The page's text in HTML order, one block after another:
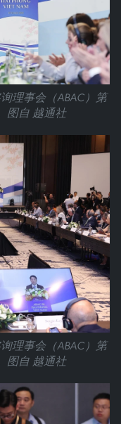
理事会（ABAC）第
图自 越通社
理事会（ABAC）第
图自 越通社